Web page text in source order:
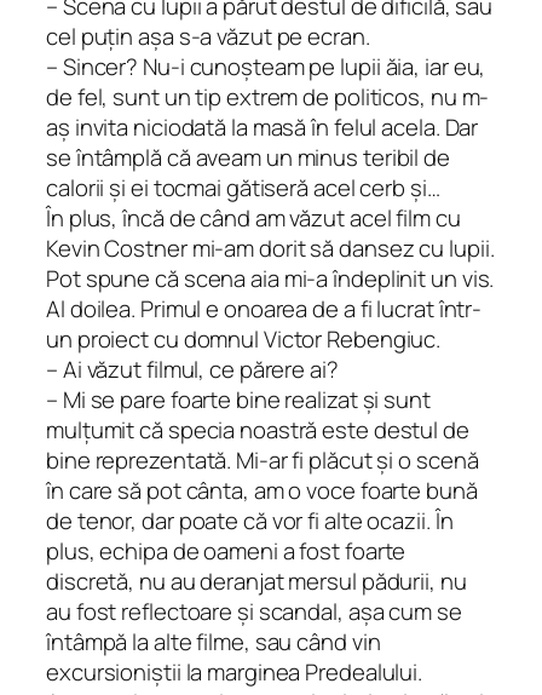
– Scena cu lupii a părut destul de dificilă, sau
cel puțin așa s-a văzut pe ecran.
– Sincer? Nu-i cunoșteam pe lupii ăia, iar eu,
de fel, sunt un tip extrem de politicos, nu m-
aș invita niciodată la masă în felul acela. Dar
se întâmplă că aveam un minus teribil de
calorii și ei tocmai gătiseră acel cerb și…
În plus, încă de când am văzut acel film cu
Kevin Costner mi-am dorit să dansez cu lupii.
Pot spune că scena aia mi-a îndeplinit un vis.
Al doilea. Primul e onoarea de a fi lucrat într-
un proiect cu domnul Victor Rebengiuc.
– Ai văzut filmul, ce părere ai?
– Mi se pare foarte bine realizat și sunt
mulțumit că specia noastră este destul de
bine reprezentată. Mi-ar fi plăcut și o scenă
în care să pot cânta, am o voce foarte bună
de tenor, dar poate că vor fi alte ocazii. În
plus, echipa de oameni a fost foarte
discretă, nu au deranjat mersul pădurii, nu
au fost reflectoare și scandal, așa cum se
întâmpă la alte filme, sau când vin
excursioniștii la marginea Predealului.